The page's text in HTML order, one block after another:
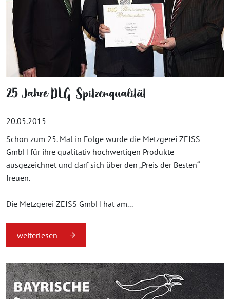
25 Jahre DLG-Spitzenqualität
20.05.2015
Schon zum 25. Mal in Folge wurde die Metzgerei ZEISS
GmbH für ihre qualitativ hochwertigen Produkte
ausgezeichnet und darf sich über den „Preis der Besten“
freuen.
Die Metzgerei ZEISS GmbH hat am...
weiterlesen